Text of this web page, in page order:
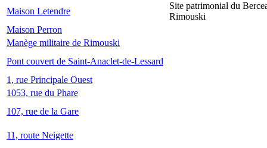
Maison Letendre
Site patrimonial du
Rimouski
Maison Perron
Manège militaire de Rimouski
Pont couvert de Saint-Anaclet-de-Lessard
1, rue Principale Ouest
1053, rue du Phare
107, rue de la Gare
11, route Neigette